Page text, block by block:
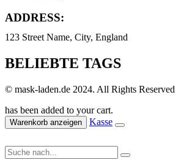
ADDRESS:
123 Street Name, City, England
BELIEBTE TAGS
© mask-laden.de 2024. All Rights Reserved
has been added to your cart.
Warenkorb anzeigen Kasse